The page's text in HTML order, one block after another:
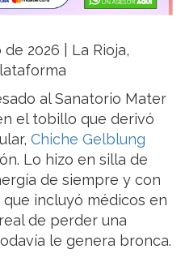
de 2026 | La Rioja,
al Sanatorio Mater
el tobillo que derivó
Chiche Gelblung
Lo hizo en silla de
de siempre y con
incluyó médicos en
de perder una
le genera bronca.